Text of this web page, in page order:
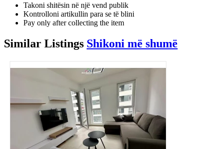
Takoni shitësin në një vend publik
Kontrolloni artikullin para se të blini
Pay only after collecting the item
Similar Listings Shikoni më shumë